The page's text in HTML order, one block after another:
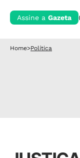
Assine a Gazeta
Home>Política